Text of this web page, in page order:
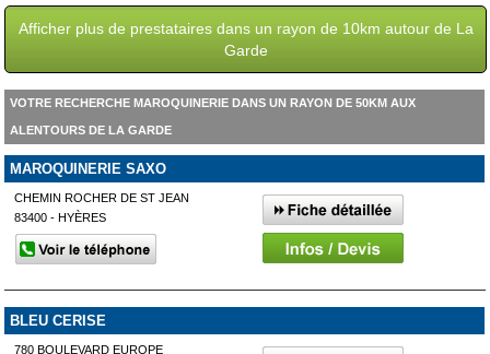
Afficher plus de prestataires dans un rayon de 10km autour de La
Garde
VOTRE RECHERCHE MAROQUINERIE DANS UN RAYON DE 50KM AUX
ALENTOURS DE LA GARDE
MAROQUINERIE SAXO
CHEMIN ROCHER DE ST JEAN
83400 - HYÈRES
BLEU CERISE
780 BOULEVARD EUROPE